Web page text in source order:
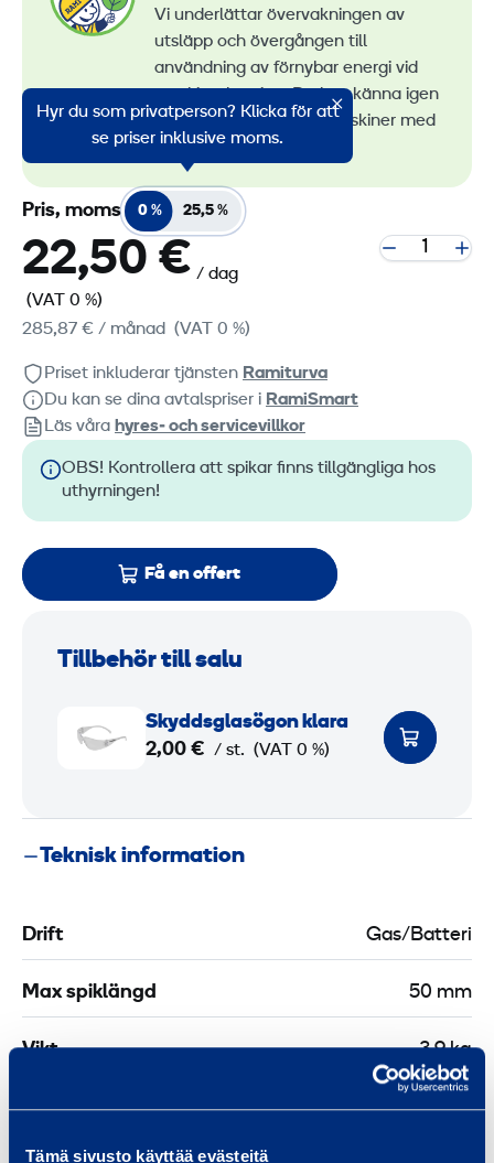
Tämä sivusto käyttää evästeitä
Vi underlättar övervakningen av
utsläpp och övergången till
användning av förnybar energi vid
maskinuthyrning. Du kan känna igen
alla våra lågemissionsmaskiner med
RamiGreen-märket
Hyr du som privatperson? Klicka för att
se priser inklusive moms.
Pris, moms 0 % 25,5 %
22,50 € / dag
(VAT 0 %)
285,87 € / månad (VAT 0 %)
Priset inkluderar tjänsten Ramiturva
Du kan se dina avtalspriser i RamiSmart
Läs våra hyres‑ och servicevillkor
OBS! Kontrollera att spikar finns tillgängliga hos
uthyrningen!
Få en offert
Tillbehör till salu
d
s
a
ö
l
Skyddsglasögon klara
2,00 € / st. (VAT 0 %)
Teknisk information
Drift Gas/Batteri
Max spiklängd 50 mm
Vikt 3,9 kg
Vibrationsvärde 4,2 m/s²